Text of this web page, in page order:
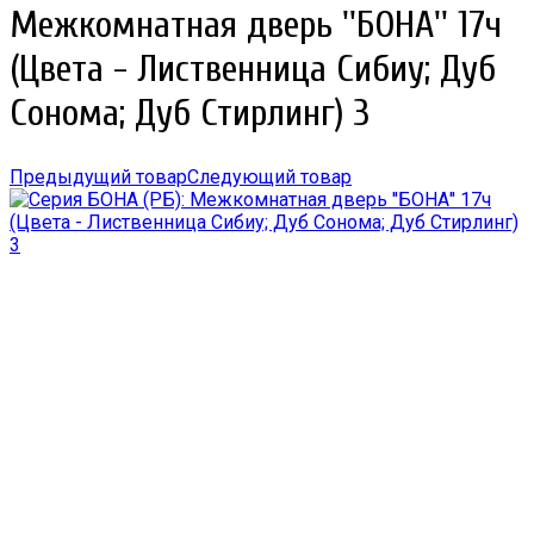
Межкомнатная дверь ''БОНА'' 17ч
(Цвета - Лиственница Сибиу; Дуб
Сонома; Дуб Стирлинг) 3
Предыдущий товарСледующий товар